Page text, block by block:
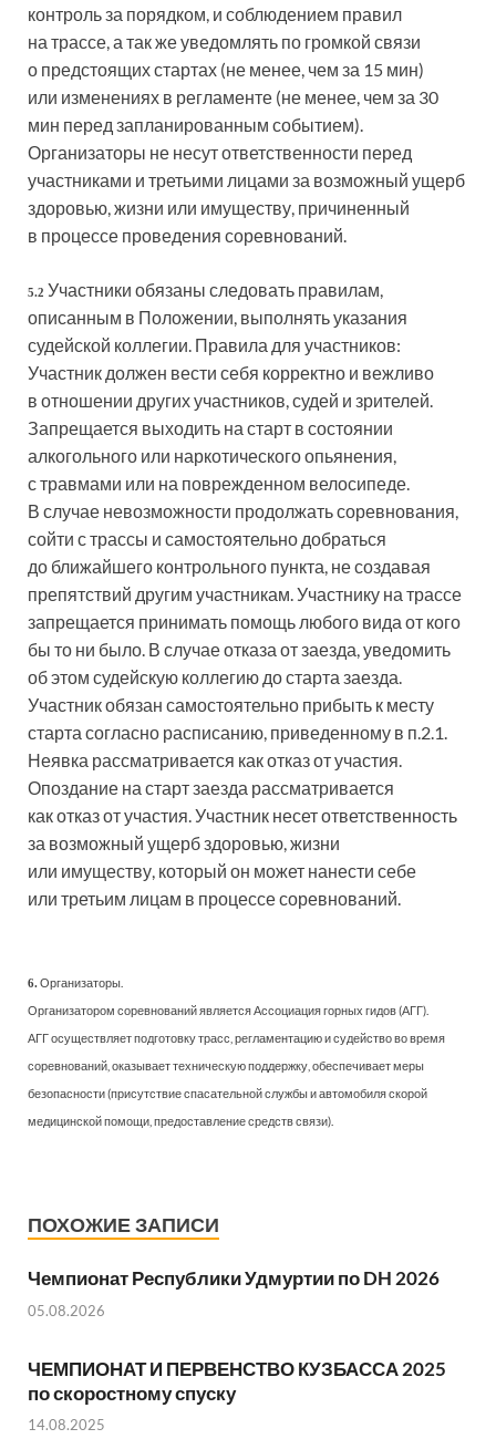
контроль за порядком, и соблюдением правил
на трассе, а так же уведомлять по громкой связи
о предстоящих стартах (не менее, чем за 15 мин)
или изменениях в регламенте (не менее, чем за 30
мин перед запланированным событием).
Организаторы не несут ответственности перед
участниками и третьими лицами за возможный ущерб
здоровью, жизни или имуществу, причиненный
в процессе проведения соревнований.
5.2 Участники обязаны следовать правилам,
описанным в Положении, выполнять указания
судейской коллегии. Правила для участников:
Участник должен вести себя корректно и вежливо
в отношении других участников, судей и зрителей.
Запрещается выходить на старт в состоянии
алкогольного или наркотического опьянения,
с травмами или на поврежденном велосипеде.
В случае невозможности продолжать соревнования,
сойти с трассы и самостоятельно добраться
до ближайшего контрольного пункта, не создавая
препятствий другим участникам. Участнику на трассе
запрещается принимать помощь любого вида от кого
бы то ни было. В случае отказа от заезда, уведомить
об этом судейскую коллегию до старта заезда.
Участник обязан самостоятельно прибыть к месту
старта согласно расписанию, приведенному в п.2.1.
Неявка рассматривается как отказ от участия.
Опоздание на старт заезда рассматривается
как отказ от участия. Участник несет ответственность
за возможный ущерб здоровью, жизни
или имуществу, который он может нанести себе
или третьим лицам в процессе соревнований.
6. Организаторы.
Организатором соревнований является Ассоциация горных гидов (АГГ).
АГГ осуществляет подготовку трасс, регламентацию и судейство во время
соревнований, оказывает техническую поддержку, обеспечивает меры
безопасности (присутствие спасательной службы и автомобиля скорой
медицинской помощи, предоставление средств связи).
ПОХОЖИЕ ЗАПИСИ
Чемпионат Республики Удмуртии по DH 2026
05.08.2026
ЧЕМПИОНАТ И ПЕРВЕНСТВО КУЗБАССА 2025
по скоростному спуску
14.08.2025